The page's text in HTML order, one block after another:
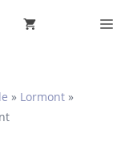
» Lormont »